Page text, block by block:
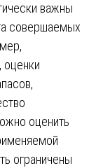
важны
совершаемых
оценки
оценить
ограничены